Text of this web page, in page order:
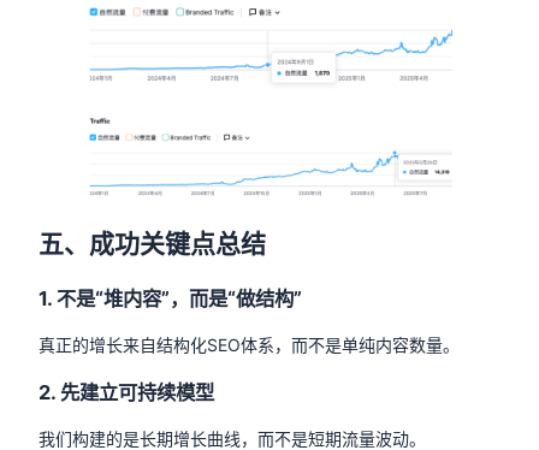
五、成功关键点总结
1. 不是“堆内容”，而是“做结构”
真正的增长来自结构化SEO体系，而不是单纯内容数量。
2. 先建立可持续模型
我们构建的是长期增长曲线，而不是短期流量波动。